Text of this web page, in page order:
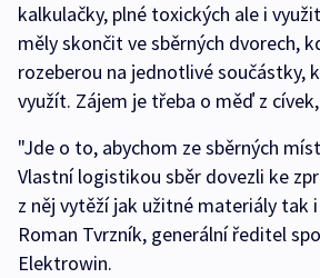
kalkulačky, plné toxických ale i
měly skončit ve sběrných dvorech,
rozeberou na jednotlivé součástky,
využít. Zájem je třeba o měď z
"Jde o to, abychom ze sběrných
Vlastní logistikou sběr dovezli ke
z něj vytěží jak užitné materiály tak
Roman Tvrzník, generální ředitel
Elektrowin.